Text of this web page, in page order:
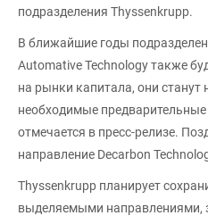
подразделения Thyssenkrupp.
В ближайшие годы
Automative Technology также
на рынки капитала, они
необходимые
отмечается в пресс-релизе.
направление Decarbon
Thyssenkrupp планирует
выделяемыми направлениями,